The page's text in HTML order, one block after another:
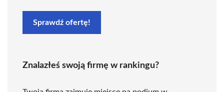
Sprawdź ofertę!
Znalazłeś swoją firmę w rankingu?